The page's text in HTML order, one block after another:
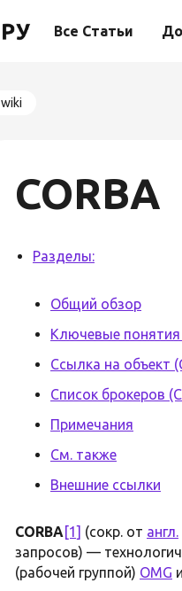
Все Статьи
wiki
CORBA
Разделы:
Общий обзор
Ключевые понятия
Ссылка на объект
Список брокеров
Примечания
См. также
Внешние ссылки
CORBA [1] (сокр. от англ.
запросов) —
(рабочей группой) OMG